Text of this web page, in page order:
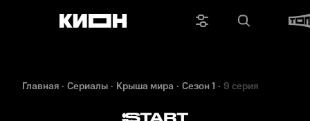
Главная Сериалы Крыша мира Сезон 1 9 серия